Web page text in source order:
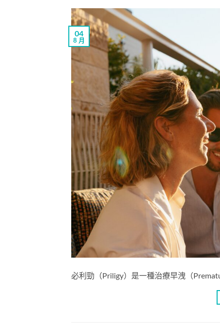
04
8 月
必利勁（Priligy）是一種治療早洩（